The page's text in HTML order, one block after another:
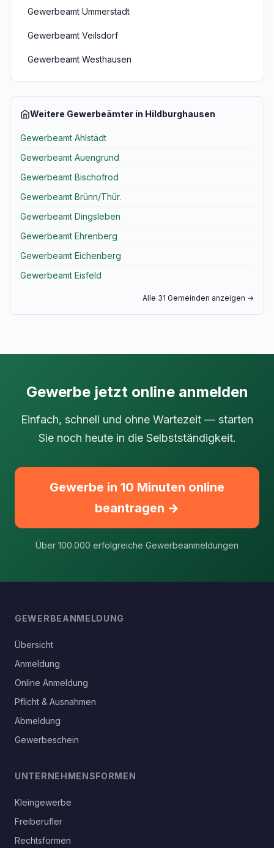
Gewerbeamt Ummerstadt
Gewerbeamt Veilsdorf
Gewerbeamt Westhausen
Weitere Gewerbeämter in Hildburghausen
Gewerbeamt Ahlstädt
Gewerbeamt Auengrund
Gewerbeamt Bischofrod
Gewerbeamt Brünn/Thür.
Gewerbeamt Dingsleben
Gewerbeamt Ehrenberg
Gewerbeamt Eichenberg
Gewerbeamt Eisfeld
Alle 31 Gemeinden anzeigen →
Gewerbe jetzt online anmelden
Einfach, schnell und ohne Wartezeit — starten
Sie noch heute in die Selbstständigkeit.
Gewerbe in 10 Minuten online
beantragen →
Über 100.000 erfolgreiche Gewerbeanmeldungen
GEWERBEANMELDUNG
Übersicht
Anmeldung
Online Anmeldung
Pflicht & Ausnahmen
Abmeldung
Gewerbeschein
UNTERNEHMENSFORMEN
Kleingewerbe
Freiberufler
Rechtsformen